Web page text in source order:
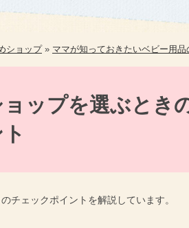
ショップ» ママが知っておきたいベビー用
ップを選ぶとき
チェックポイントを解説しています。